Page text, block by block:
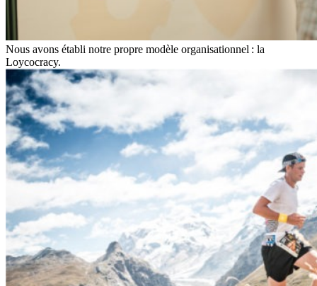
Nous avons établi notre propre modèle organisationnel : la
Loycocracy.